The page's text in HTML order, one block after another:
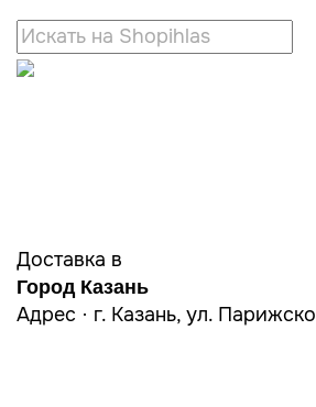
Доставка в
Город Казань
Адрес · г. Казань, ул.